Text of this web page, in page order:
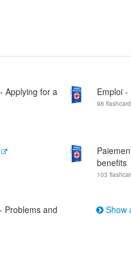
Applying for a
Emploi
98
benefits
103
Problems and
Show